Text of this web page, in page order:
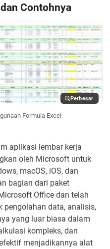
Contohnya
Perbesar
Formula Excel
aplikasi lembar kerja
oleh Microsoft untuk
macOS, iOS, dan
bagian dari paket
Office dan telah
pengolahan data, analisis,
yang luar biasa dalam
kompleks, dan
menjadikannya alat